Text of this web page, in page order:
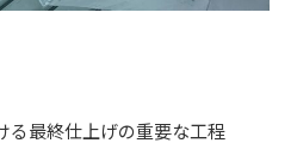
る最終仕上げの重要な工程